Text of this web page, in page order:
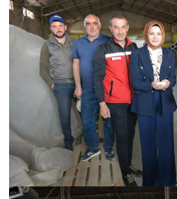
Kültür - Sanat
Politika
Magazin
Çevre
Haberde İnsan